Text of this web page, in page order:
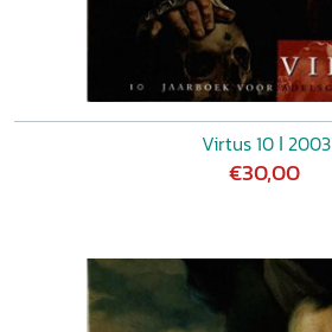
Virtus 10 ǀ 2003
€30,00